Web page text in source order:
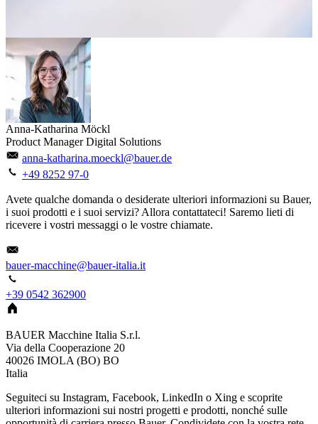
Anna-Katharina Möckl
Product Manager Digital Solutions
anna-katharina.moeckl@bauer.de
+49 8252 97-0
Avete qualche domanda o desiderate ulteriori informazioni su Bauer,
i suoi prodotti e i suoi servizi? Allora contattateci! Saremo lieti di
ricevere i vostri messaggi o le vostre chiamate.
bauer-macchine@bauer-italia.it
+39 0542 362900
BAUER Macchine Italia S.r.l.
Via della Cooperazione 20
40026 IMOLA (BO) BO
Italia
Seguiteci su Instagram, Facebook, LinkedIn o Xing e scoprite
ulteriori informazioni sui nostri progetti e prodotti, nonché sulle